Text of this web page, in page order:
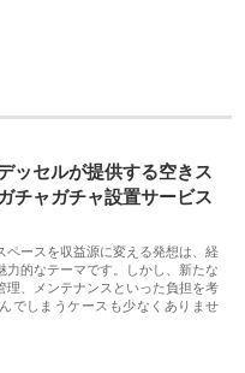
ッセルが提供する空きス
チャガチャ設置サービス
ペースを収益源に変える発想は、経
力的なテーマです。しかし、新たな
理、メンテナンスといった負担を考
でしまうケースも少なくありませ